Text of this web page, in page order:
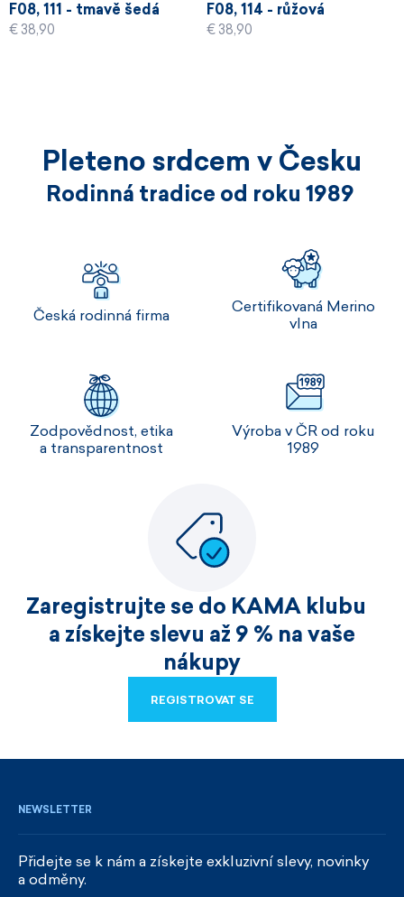
F08, 111 - tmavě šedá
€ 38,90
F08, 114 - růžová
€ 38,90
Pleteno srdcem v Česku
Rodinná tradice od roku 1989
Česká rodinná firma
Certifikovaná Merino
vlna
Zodpovědnost, etika
a transparentnost
Výroba v ČR od roku
1989
Zaregistrujte se do KAMA klubu
a získejte slevu až 9 % na vaše
nákupy
REGISTROVAT SE
NEWSLETTER
Přidejte se k nám a získejte exkluzivní slevy, novinky
a odměny.